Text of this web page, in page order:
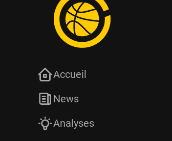
Accueil
News
Analyses